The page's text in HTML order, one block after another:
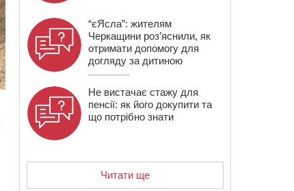
“єЯсла”: жителям
Черкащини роз’яснили, як
отримати допомогу для
догляду за дитиною
Не вистачає стажу для
пенсії: як його докупити та
що потрібно знати
Читати ще